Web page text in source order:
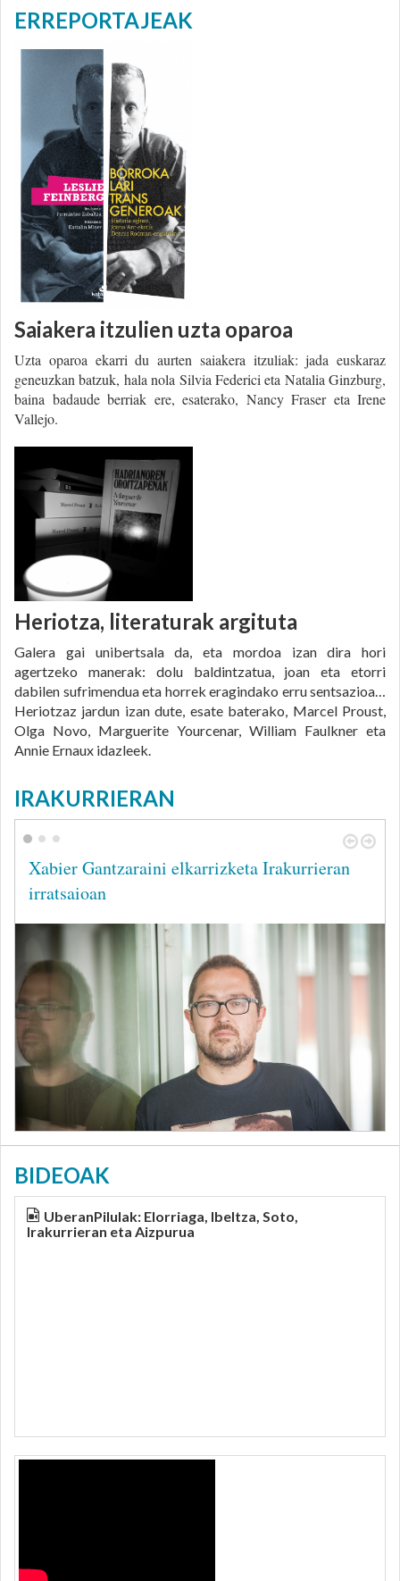
ERREPORTAJEAK
Saiakera itzulien uzta oparoa
Uzta oparoa ekarri du aurten saiakera itzuliak: jada euskaraz
geneuzkan batzuk, hala nola Silvia Federici eta Natalia Ginzburg,
baina badaude berriak ere, esaterako, Nancy Fraser eta Irene
Vallejo.
Heriotza, literaturak argituta
Galera gai unibertsala da, eta mordoa izan dira hori
agertzeko manerak: dolu baldintzatua, joan eta etorri
dabilen sufrimendua eta horrek eragindako erru sentsazioa…
Heriotzaz jardun izan dute, esate baterako, Marcel Proust,
Olga Novo, Marguerite Yourcenar, William Faulkner eta
Annie Ernaux idazleek.
IRAKURRIERAN
Xabier Gantzaraini elkarrizketa Irakurrieran
irratsaioan
BIDEOAK
UberanPilulak: Elorriaga, Ibeltza, Soto,
Irakurrieran eta Aizpurua